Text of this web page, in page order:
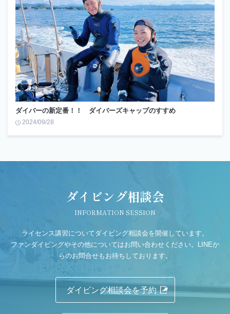
ダイバーの新定番！！ ダイバーズキャップのすすめ
2024/09/28
ダイビング相談会
INFORMATION SESSION
ライセンス講習についてダイビング相談会を開催しています。
ファンダイビングやその他についてはお問い合わせください。LINEか
らのお問合せもお待ちしております。
ダイビング相談会を予約